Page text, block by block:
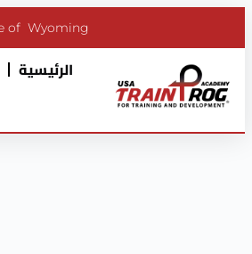
of Wyoming
الرئيسية